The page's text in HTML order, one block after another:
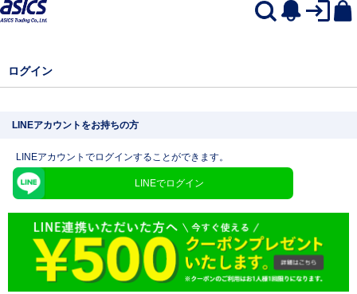
ログイン
LINEアカウントをお持ちの方
LINEアカウントでログインすることができます。
LINEでログイン